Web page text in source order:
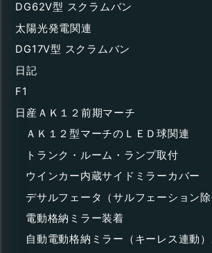
DG62V型 スクラムバン
太陽光発電関連
DG17V型 スクラムバン
日記
F1
日産ＡＫ１２前期マーチ
ＡＫ１２型マーチのＬＥＤ球関連
トランク・ルーム・ランプ取付
ウインカー内蔵サイドミラーカバー
デサルフェータ（サルフェーション
電動格納ミラー装着
自動電動格納ミラー（キーレス連動